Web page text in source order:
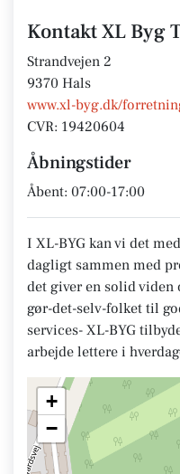
Kontakt XL Byg
Strandvejen 2
9370 Hals
www.xl-byg.dk/
CVR: 19420604
Åbningstider
Åbent: 07:00-17:00
I XL-BYG kan vi det
dagligt sammen med
det giver en solid viden
gør-det-selv-folket til
services- XL-BYG
arbejde lettere i
+
−